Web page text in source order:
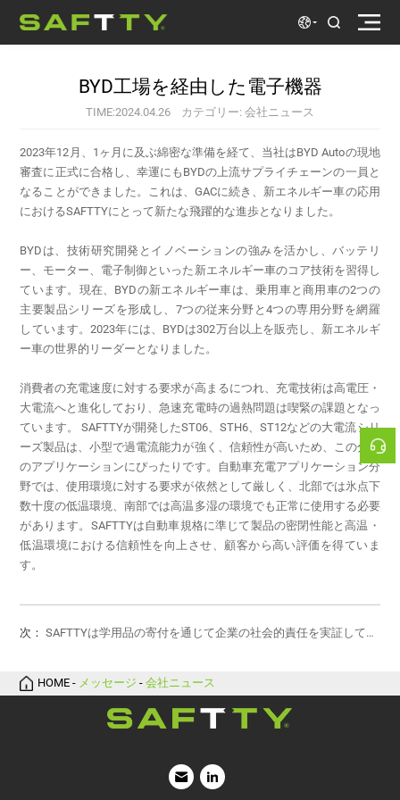
BYD工場を経由した電子機器
TIME:2024.04.26 カテゴリー: 会社ニュース
におけるSAFTTYにとって新たな飛躍的な進歩となりました。
ー車の世界的リーダーとなりました。
す。
次：
HOME - メッセージ -会社ニュース